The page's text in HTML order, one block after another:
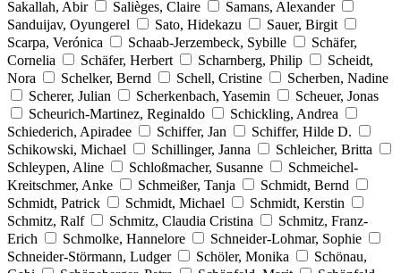
Sakallah, Abir
Salièges, Claire
Samans, Alexander
Sanduijav, Oyungerel
Sato, Hidekazu
Sauer, Birgit
Scarpa, Verónica
Schaab-Jerzembeck, Sybille
Schäfer,
Cornelia
Schäfer, Herbert Scharnberg, Philip
Scheidt,
Nora
Schelker, Bernd Schell, Cristine
Scherben, Nadine
Scherer, Julian
Scherkenbach, Yasemin
Scheuer, Jonas
Scheurich-Martinez, Reginaldo
Schickling, Andrea
Schiederich, Apiradee
Schiffer, Jan
Schiffer, Hilde D.
Schikowski, Michael
Schillinger, Janna
Schleicher, Britta
Schleypen, Aline
Schloßmacher, Susanne
Schmeichel-
Kreitschmer, Anke
Schmeißer, Tanja
Schmidt, Bernd
Schmidt, Patrick
Schmidt, Michael
Schmidt, Kerstin
Schmitz, Ralf
Schmitz, Claudia Cristina
Schmitz, Franz-
Erich
Schmolke, Hannelore
Schneider-Lohmar, Sophie
Schneider-Störmann, Ludger
Schöler, Monika
Schönau,